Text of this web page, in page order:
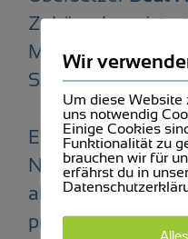
Zuhörer
Musik und
Situation in
Es gab intensive
NATO-Beitritt.
als auch alte
präsentiert, und
Wir
Um diese Website
uns notwendig
Einige Cookies
Funktionalität zu
brauchen wir für
erfährst du in